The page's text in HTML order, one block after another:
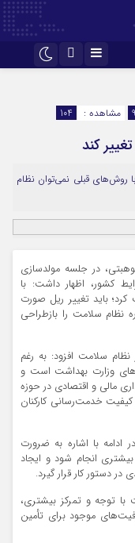
مشاهده : 104
کند
روش‌های قبلی نمی‌توان نظام
در جلسه مولدسازی
کشور، اظهار داشت: با
باید تغییر ریل صورت
نظام سلامت را بازطراحی
سلامت افزود: به رغم
وزارت بهداشت است و
مالی و اقتصادی در حوزه
کیفیت خدمت‌رسانی کارکنان
با اشاره به ضرورت
انجام شود و ایجاد
دستور کار قرار گیرد.
توجه و تمرکز بیشتری،
موجود برای تأمین